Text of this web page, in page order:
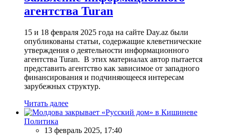
агентства Turan
15 и 18 февраля 2025 года на сайте Day.az были
опубликованы статьи, содержащие клеветнические
утверждения о деятельности информационного
агентства Turan. В этих материалах автор пытается
представить агентство как зависимое от западного
финансирования и подчиняющееся интересам
зарубежных структур.
Читать далее
Политика
13 февраль 2025, 17:40